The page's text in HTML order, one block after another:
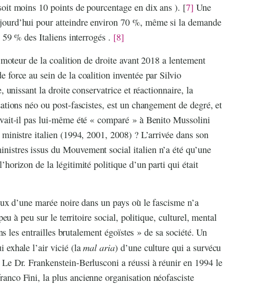
moins 10 points de pourcentage en dix ans ). [7] Une
pour atteindre environ 70 %, même si la demande
% des Italiens interrogés . [8]
de la coalition de droite avant 2018 a lentement
force au sein de la coalition inventée par Silvio
la droite conservatrice et réactionnaire, la
néo ou post-fascistes, est un changement de degré, et
il pas lui-même été « comparé » à Benito Mussolini
italien (1994, 2001, 2008) ? L’arrivée dans son
issus du Mouvement social italien n’a été qu’une
de la légitimité politique d’un parti qui était
marée noire dans un pays où le fascisme n’a
à peu sur le territoire social, politique, culturel, mental
les entrailles brutalement égoïstes » de sa société. Un
exhale l’air vicié (lamal aria) d’une culture qui a survécu
Le Dr. Frankenstein-Berlusconi a réussi à réunir en 1994 le
Fini, la plus ancienne organisation néofasciste